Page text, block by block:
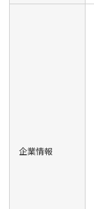
企業情報